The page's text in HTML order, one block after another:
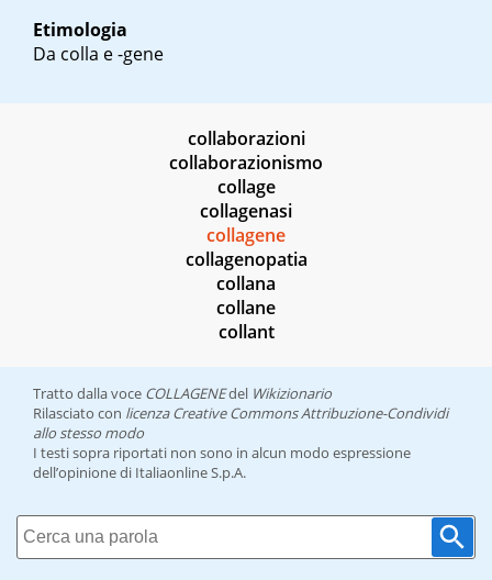
Etimologia
Da colla e -gene
collaborazioni
collaborazionismo
collage
collagenasi
collagene
collagenopatia
collana
collane
collant
Tratto dalla voce COLLAGENEdel Wikizionario
Rilasciato con licenza Creative Commons Attribuzione-Condividi
allo stesso modo
I testi sopra riportati non sono in alcun modo espressione
dell’opinione di Italiaonline S.p.A.